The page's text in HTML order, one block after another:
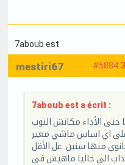
7aboub est
#5884
mestiri67
7aboub est a écrit :
حتى الأداء مكانش التوب
على اي اساس ماشي مغير
منها سنين عل الأقل
الي حاليا ماهيش في